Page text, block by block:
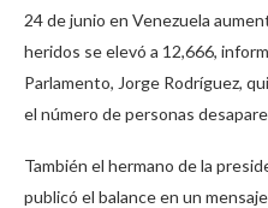
24 de junio en Venezuela
heridos se elevó a 12,666,
Parlamento, Jorge Rodríguez,
el número de personas
También el hermano de la
publicó el balance en un